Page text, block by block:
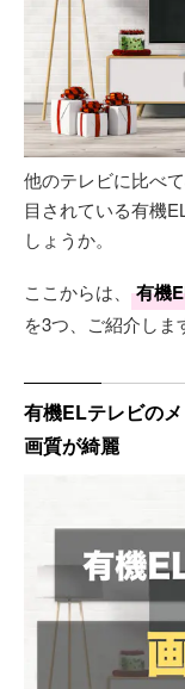
他のテレビに比べ
目されている有機
しょうか。
ここからは、 有機
を3つ、ご紹介しま
有機ELテレビの
画質が綺麗